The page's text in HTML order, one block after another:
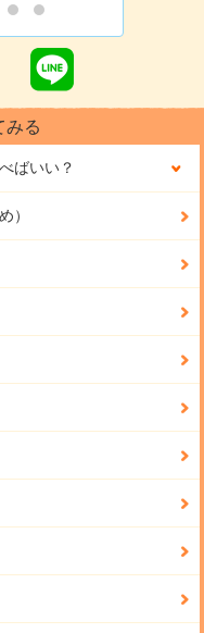
みる
ばいい？
）